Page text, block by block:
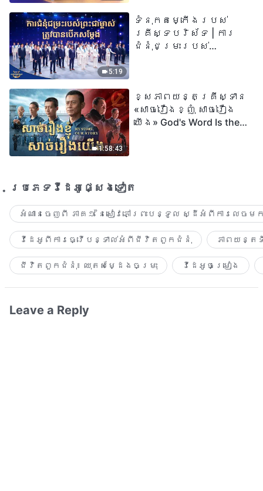
២០២៦
5:19
ទំនុកតម្កើង​របស់​
គ្រីស្ទបរិស័ទ | ការ
ជំនុំជម្រះរបស់
1:58:43
ខ្សែភាពយន្តគ្រីស្ទាន
«សាច់រឿងខ្ញុំ សាច់រឿង
យើង» God's Word Is the
ប្រភេទ​វីដេអូ​ផ្សេង​ទៀត​
អំណានចេញពី ភាគ១ នៃសៀវភៅព្រះបន្ទូល ស្ដីអំពីការលេច
វីដេអូពីការធ្វើបន្ទាល់អំពីជីវិតពួកជំនុំ ភាពយន្
ជីវិតពួកជំនុំ៖ ឈុតសម្ដែងចម្រុះ វីដេអូចម្រៀង​
Leave a Reply